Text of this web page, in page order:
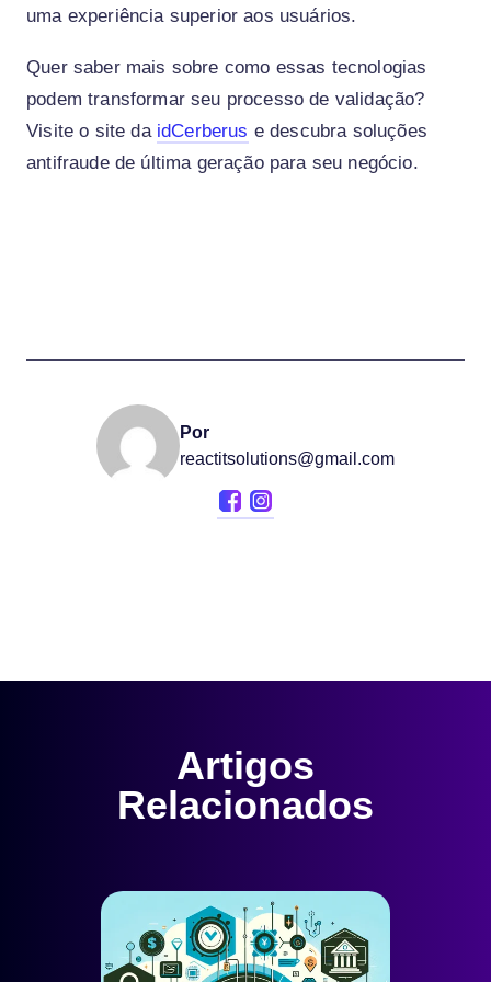
uma experiência superior aos usuários.
Quer saber mais sobre como essas tecnologias
podem transformar seu processo de validação?
Visite o site da idCerberus e descubra soluções
antifraude de última geração para seu negócio.
Por
reactitsolutions@gmail.com
Artigos
Relacionados